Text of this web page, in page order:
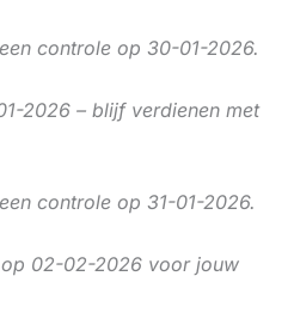
controle op 30-01-2026.
2026 – blijf verdienen met
controle op 31-01-2026.
02-02-2026 voor jouw